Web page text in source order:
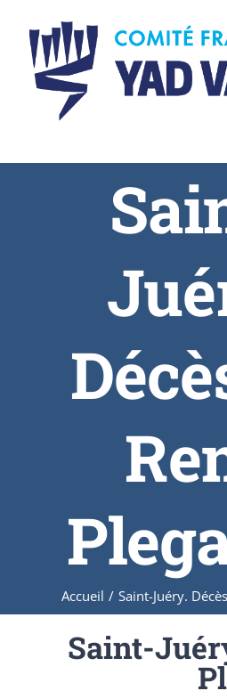
Accueil / Saint-Juéry.
Saint-